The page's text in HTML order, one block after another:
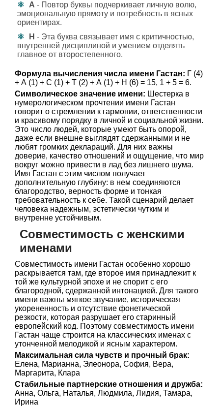
А - Повтор буквы подчеркивает личную волю,
эмоциональную прямоту и потребность в ясных
ориентирах.
Н - Эта буква связывает имя с критичностью,
внутренней дисциплиной и умением отделять
главное от второстепенного.
Формула вычисления числа имени Гастан: Г (4)
+ А (1) + С (1) + Т (2) + А (1) + Н (6) = 15, 1 + 5 = 6.
Символическое значение имени: Шестерка в
нумерологическом прочтении имени Гастан
говорит о стремлении к гармонии, ответственности
и красивому порядку в личной и социальной жизни.
Это число людей, которые умеют быть опорой,
даже если внешне выглядят сдержанными и не
любят громких деклараций. Для них важны
доверие, качество отношений и ощущение, что мир
вокруг можно привести в лад без лишнего шума.
Имя Гастан с этим числом получает
дополнительную глубину: в нем соединяются
благородство, верность форме и тонкая
требовательность к себе. Такой сценарий делает
человека надежным, эстетически чутким и
внутренне устойчивым.
Совместимость с женскими
именами
Совместимость имени Гастан особенно хорошо
раскрывается там, где второе имя принадлежит к
той же культурной эпохе и не спорит с его
благородной, сдержанной интонацией. Для такого
имени важны мягкое звучание, историческая
укорененность и отсутствие фонетической
резкости, которая разрушает его старинный
европейский код. Поэтому совместимость имени
Гастан чаще строится на классических именах с
утонченной мелодикой и ясным характером.
Максимальная сила чувств и прочный брак:
Елена, Марианна, Элеонора, София, Вера,
Маргарита, Клара
Стабильные партнерские отношения и дружба:
Анна, Ольга, Наталья, Людмила, Лидия, Тамара,
Ирина